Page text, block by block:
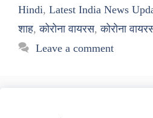
Hindi, Latest India News
शाह,कोरोना वायरस,कोरोना
Leave a comment